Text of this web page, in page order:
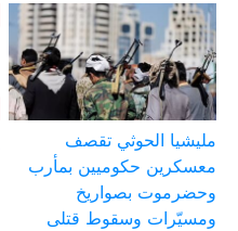
مليشيا الحوثي تقصف
معسكرين حكوميين بمأرب
وحضرموت بصواريخ
ومسيّرات وسقوط قتلى